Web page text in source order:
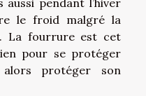
le froid malgré la
La fourrure est cet
pour se protéger
alors protéger son